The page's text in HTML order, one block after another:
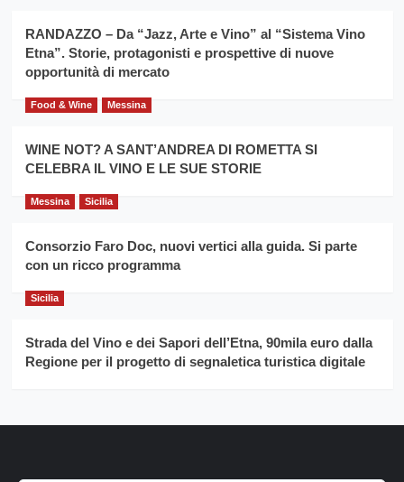
Franco
Caruso
RANDAZZO – Da “Jazz, Arte e Vino” al “Sistema Vino
Etna”. Storie, protagonisti e prospettive di nuove
opportunità di mercato
Food & Wine Messina
WINE NOT? A SANT’ANDREA DI ROMETTA SI
CELEBRA IL VINO E LE SUE STORIE
Messina Sicilia
Consorzio Faro Doc, nuovi vertici alla guida. Si parte
con un ricco programma
Sicilia
Strada del Vino e dei Sapori dell’Etna, 90mila euro dalla
Regione per il progetto di segnaletica turistica digitale